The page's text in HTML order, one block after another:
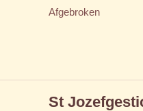
Afgebroken
St